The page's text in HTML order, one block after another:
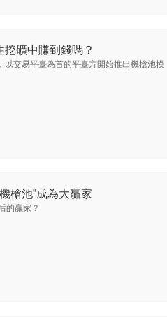
礦中賺到錢嗎？
以交易平臺為首的平臺方開始推出機槍池模
槍池”成為大贏家
的贏家？